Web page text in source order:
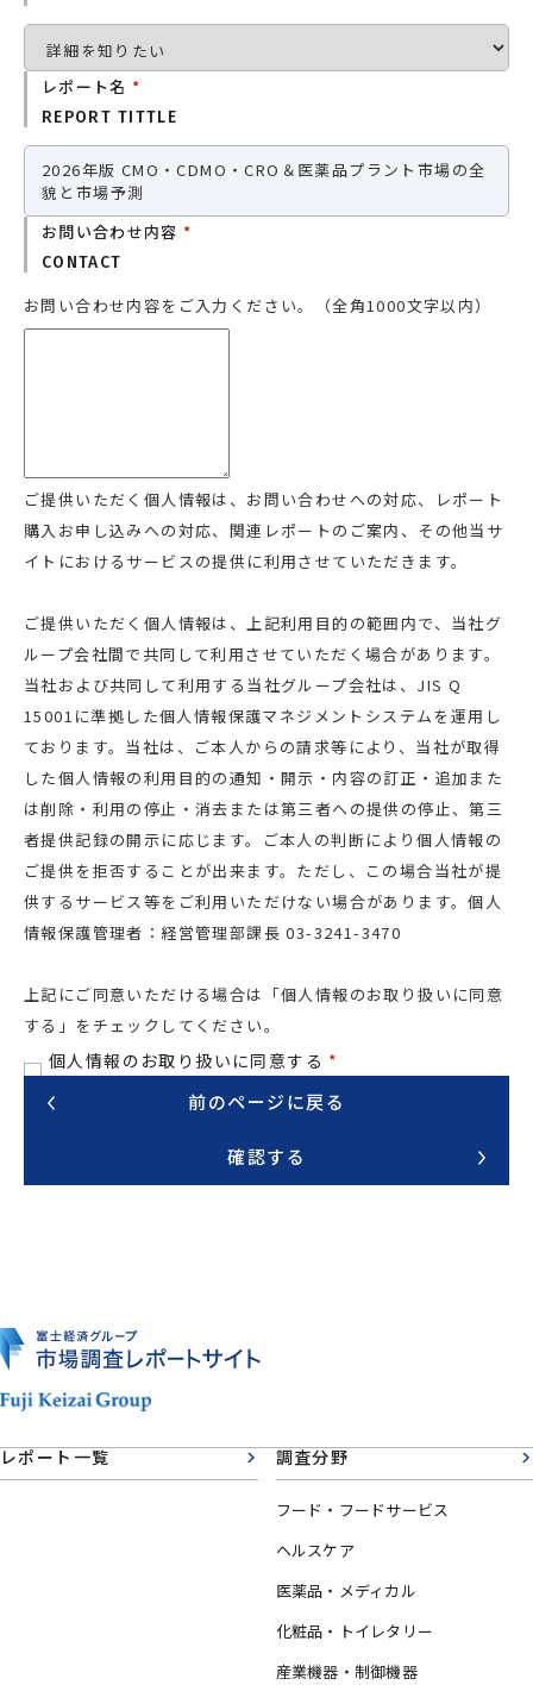
レポート名 *
REPORT TITTLE
2026年版 CMO・CDMO・CRO＆医薬品プラント市場の全
貌と市場予測
お問い合わせ内容 *
CONTACT
お問い合わせ内容をご入力ください。（全角1000文字以内）
ご提供いただく個人情報は、お問い合わせへの対応、レポート
購入お申し込みへの対応、関連レポートのご案内、その他当サ
イトにおけるサービスの提供に利用させていただきます。
ご提供いただく個人情報は、上記利用目的の範囲内で、当社グ
ループ会社間で共同して利用させていただく場合があります。
当社および共同して利用する当社グループ会社は、JIS Q
15001に準拠した個人情報保護マネジメントシステムを運用し
ております。当社は、ご本人からの請求等により、当社が取得
した個人情報の利用目的の通知・開示・内容の訂正・追加また
は削除・利用の停止・消去または第三者への提供の停止、第三
者提供記録の開示に応じます。ご本人の判断により個人情報の
ご提供を拒否することが出来ます。ただし、この場合当社が提
供するサービス等をご利用いただけない場合があります。個人
情報保護管理者：経営管理部課長 03-3241-3470
上記にご同意いただける場合は「個人情報のお取り扱いに同意
する」をチェックしてください。
個人情報のお取り扱いに同意する *
前のページに戻る
確認する
レポート一覧 調査分野
フード・フードサービス
ヘルスケア
医薬品・メディカル
化粧品・トイレタリー
産業機器・制御機器